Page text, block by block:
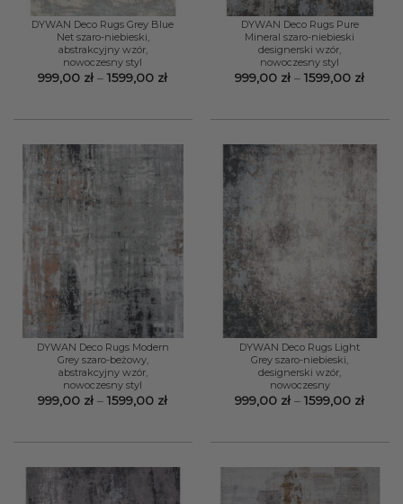
DYWAN Deco Rugs Grey Blue
Net szaro-niebieski,
abstrakcyjny wzór,
nowoczesny styl
999,00 zł – 1599,00 złZakres
do
DYWAN Deco Rugs Pure
Mineral szaro-niebieski
designerski wzór,
nowoczesny styl
999,00 zł – 1599,00 zł
do
DYWAN Deco Rugs Modern
Grey szaro-beżowy,
abstrakcyjny wzór,
nowoczesny styl
999,00 zł – 1599,00 złZakres
do
DYWAN Deco Rugs Light
Grey szaro-niebieski,
designerski wzór,
nowoczesny
999,00 zł – 1599,00 zł
do